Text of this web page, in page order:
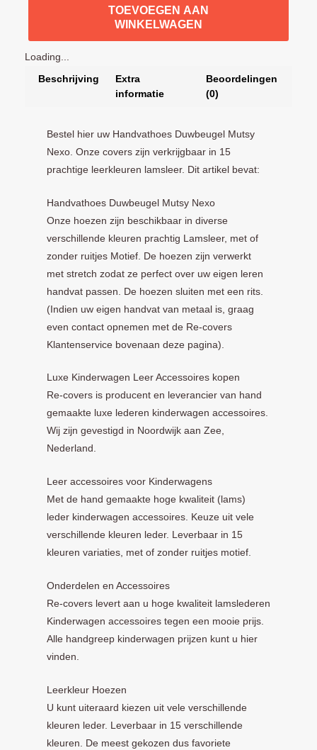
TOEVOEGEN AAN
WINKELWAGEN
Loading...
Beschrijving
Extra
informatie
Beoordelingen
(0)
Bestel hier uw Handvathoes Duwbeugel Mutsy
Nexo. Onze covers zijn verkrijgbaar in 15
prachtige leerkleuren lamsleer. Dit artikel bevat:
Handvathoes Duwbeugel Mutsy Nexo
Onze hoezen zijn beschikbaar in diverse
verschillende kleuren prachtig Lamsleer, met of
zonder ruitjes Motief. De hoezen zijn verwerkt
met stretch zodat ze perfect over uw eigen leren
handvat passen. De hoezen sluiten met een rits.
(Indien uw eigen handvat van metaal is, graag
even contact opnemen met de Re-covers
Klantenservice bovenaan deze pagina).
Luxe Kinderwagen Leer Accessoires kopen
Re-covers is producent en leverancier van hand
gemaakte luxe lederen kinderwagen accessoires.
Wij zijn gevestigd in Noordwijk aan Zee,
Nederland.
Leer accessoires voor Kinderwagens
Met de hand gemaakte hoge kwaliteit (lams)
leder kinderwagen accessoires. Keuze uit vele
verschillende kleuren leder. Leverbaar in 15
kleuren variaties, met of zonder ruitjes motief.
Onderdelen en Accessoires
Re-covers levert aan u hoge kwaliteit lamslederen
Kinderwagen accessoires tegen een mooie prijs.
Alle handgreep kinderwagen prijzen kunt u hier
vinden.
Leerkleur Hoezen
U kunt uiteraard kiezen uit vele verschillende
kleuren leder. Leverbaar in 15 verschillende
kleuren. De meest gekozen dus favoriete